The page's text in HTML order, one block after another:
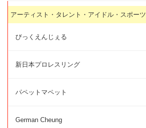
アーティスト・タレント・アイドル・スポーツ
びっくえんじぇる
新日本プロレスリング
パペットマペット
German Cheung